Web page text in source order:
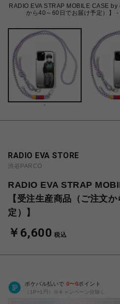
RADIO EVA STRAP MOBILE CASE
から40～60日でお届け予定）】
-
RADIO EVA STORE
渋谷PARCO
RADIO EVA STRAP
【受注生産商品（ご注文
定）】
￥6,600 税込
ポケパル払いで 0〜0ポイント
（1P=1円）※キャンペーン分除く